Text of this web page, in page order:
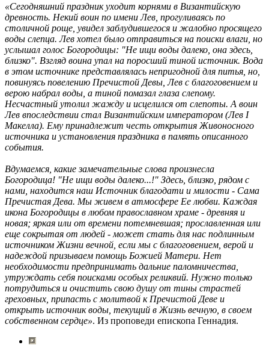
«Сегодняшний праздник уходит корнями в Византийскую
древность. Некий воин по имени Лев, прогуливаясь по
столичной роще, увидел заблудившегося и жалобно просящего
воды слепца. Лев хотел было отправиться на поиски влаги, но
услышал голос Богородицы: "Не ищи воды далеко, она здесь,
близко". Взгляд воина упал на поросший тиной источник. Вода
в этом источнике представлялась непригодной для питья, но,
повинуясь повелению Пречистой Девы, Лев с благоговением и
верою набрал воды, а тиной помазал глаза слепому.
Несчастный утолил жажду и исцелился от слепоты. А воин
Лев впоследствии стал Византийским императором (Лев I
Макелла). Ему принадлежит честь открытия Живоносного
источника и установления праздника в память описанного
события.
Вдумаемся, какие замечательные слова произнесла
Богородица! "Не ищи воды далеко...!" Здесь, близко, рядом с
нами, находится наш Источник благодати и милости - Сама
Пречистая Дева. Мы живем в атмосфере Ее любви. Каждая
икона Богородицы в любом православном храме - древняя и
новая; яркая или от времени потемневшая; прославленная или
еще сокрытая от людей - может стать для нас подлинным
источником Жизни вечной, если мы с благоговением, верой и
надеждой призываем помощь Божией Матери. Нет
необходимости предпринимать дальние паломничества,
утруждать себя поисками особых реликвий. Нужно только
потрудиться и очистить свою душу от тины страстей
греховных, припасть с молитвой к Пречистой Деве и
открыть источник воды, текущий в Жизнь вечную, в своем
собственном сердце». Из проповеди епископа Геннадия.